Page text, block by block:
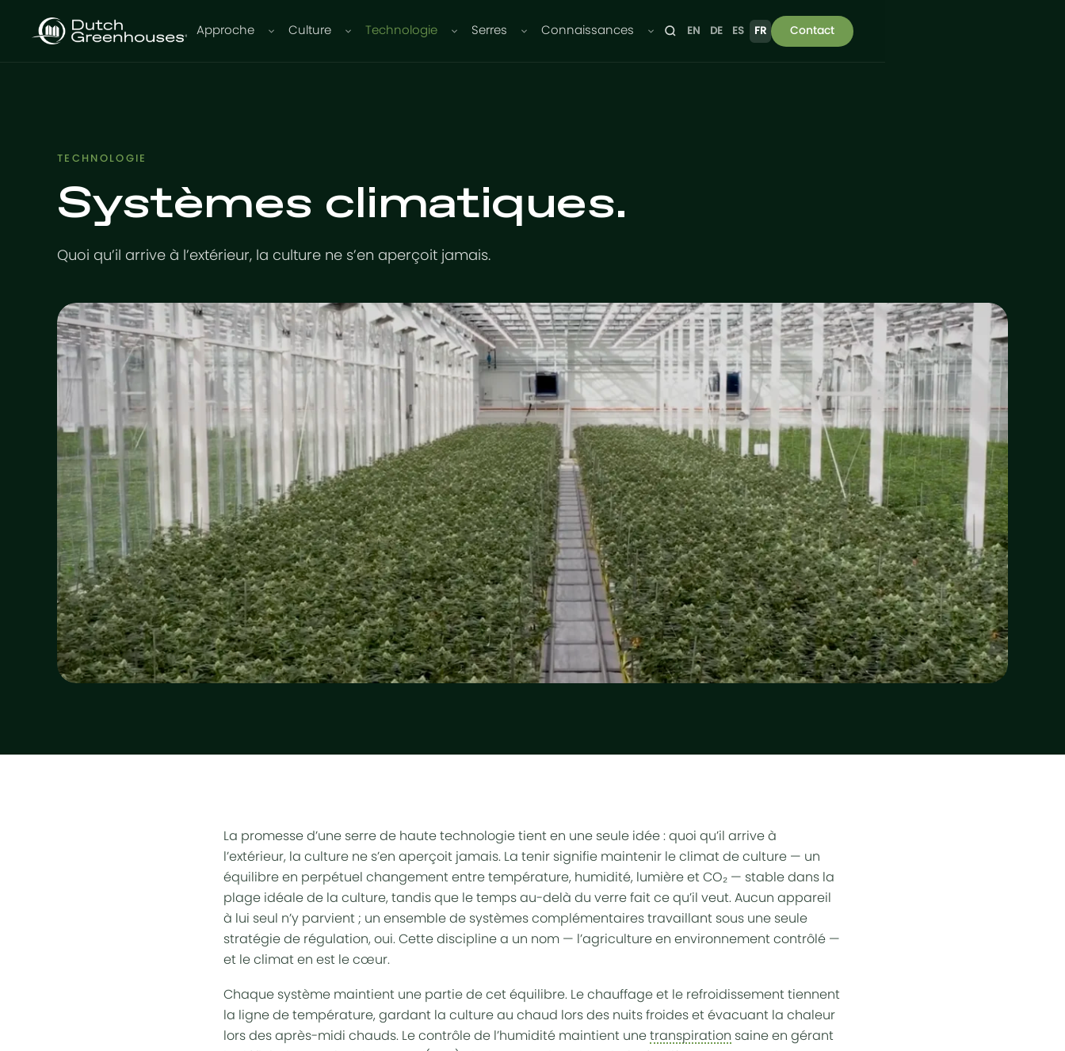
Approche Culture Technologie Serres Connaissances EN DE ES FR Contact
TECHNOLOGIE
Systèmes climatiques.
Quoi qu’il arrive à l’extérieur, la culture ne s’en aperçoit jamais.
La promesse d’une serre de haute technologie tient en une seule idée : quoi qu’il arrive à
l’extérieur, la culture ne s’en aperçoit jamais. La tenir signifie maintenir le climat de culture — un
équilibre en perpétuel changement entre température, humidité, lumière et CO₂ — stable dans la
plage idéale de la culture, tandis que le temps au-delà du verre fait ce qu’il veut. Aucun appareil
à lui seul n’y parvient ; un ensemble de systèmes complémentaires travaillant sous une seule
stratégie de régulation, oui. Cette discipline a un nom — l’agriculture en environnement contrôlé —
et le climat en est le cœur.
Chaque système maintient une partie de cet équilibre. Le chauffage et le refroidissement tiennent
la ligne de température, gardant la culture au chaud lors des nuits froides et évacuant la chaleur
lors des après-midi chauds. Le contrôle de l’humidité maintient une transpiration saine en gérant